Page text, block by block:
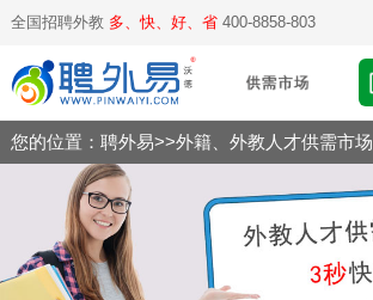
全国招聘外教 多、快、好、省400-8858-803
您的位置： 聘外易>>外籍、外教人才供需市场